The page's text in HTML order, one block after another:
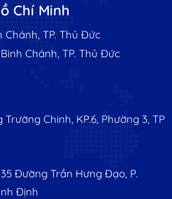
Chí Minh
Chánh, TP. Thủ Đức
Chánh, TP. Thủ Đức
Chinh, KP.6, Phường 3, TP
Đường Trần Hưng Đạo, P.
Định